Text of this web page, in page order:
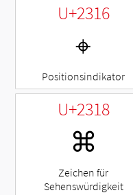
U+2316
⌖
Positionsindikator
U+2318
⌘
Zeichen für
Sehenswürdigkeit